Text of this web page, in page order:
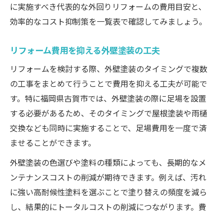
に実施すべき代表的な外回りリフォームの費用目安と、
効率的なコスト抑制策を一覧表で確認してみましょう。
リフォーム費用を抑える外壁塗装の工夫
リフォームを検討する際、外壁塗装のタイミングで複数
の工事をまとめて行うことで費用を抑える工夫が可能で
す。特に福岡県古賀市では、外壁塗装の際に足場を設置
する必要があるため、そのタイミングで屋根塗装や雨樋
交換なども同時に実施することで、足場費用を一度で済
ませることができます。
外壁塗装の色選びや塗料の種類によっても、長期的なメ
ンテナンスコストの削減が期待できます。例えば、汚れ
に強い高耐候性塗料を選ぶことで塗り替えの頻度を減ら
し、結果的にトータルコストの削減につながります。費